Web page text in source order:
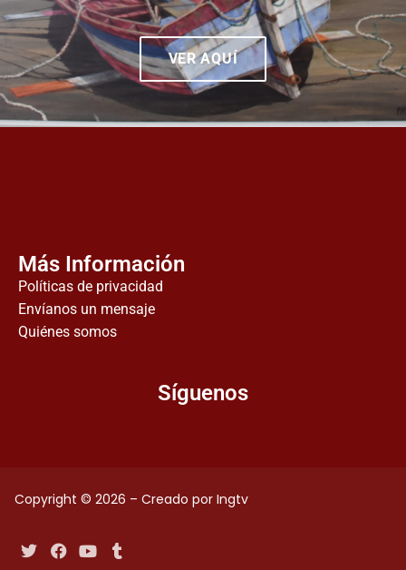
VER AQUÍ
Más Información
Políticas de privacidad
Envíanos un mensaje
Quiénes somos
Síguenos
Copyright © 2026 – Creado por Ingtv